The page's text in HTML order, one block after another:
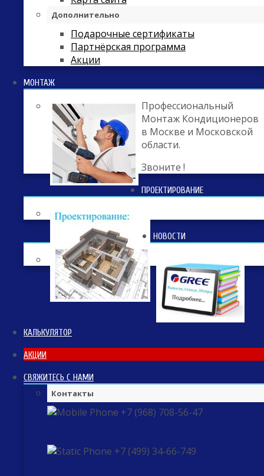
Дополнительно
Подарочные сертификаты
Партнёрская программа
Акции
МОНТАЖ
Профессиональный
Монтаж Кондиционеров
в Москве и Московской
области.
Звоните !
ПРОЕКТИРОВАНИЕ
НОВОСТИ
КАЛЬКУЛЯТОР
АКЦИИ
СВЯЖИТЕСЬ С НАМИ
Контакты
+7 (968) 708-56-47
+7 (499) 34-66-749